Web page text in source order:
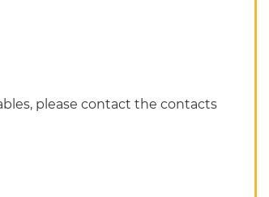
please contact the contacts